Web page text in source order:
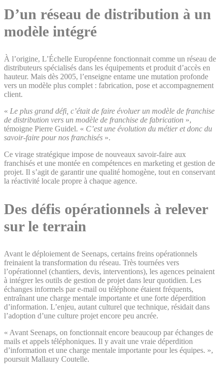
D’un réseau de distribution à un
modèle intégré
À l’origine, L’Échelle Européenne fonctionnait comme un réseau de
distributeurs spécialisés dans les équipements et produit d’accès en
hauteur. Mais dès 2005, l’enseigne entame une mutation profonde
vers un modèle plus complet : fabrication, pose et accompagnement
client.
« Le plus grand défi, c’était de faire évoluer un modèle de franchise
de distribution vers un modèle de franchise de fabrication »,
témoigne Pierre Guidel. « C’est une évolution du métier et donc du
savoir-faire pour nos franchisés ».
Ce virage stratégique impose de nouveaux savoir-faire aux
franchisés et une montée en compétences en marketing et gestion de
projet. Il s’agit de garantir une qualité homogène, tout en conservant
la réactivité locale propre à chaque agence.
Des défis opérationnels à relever
sur le terrain
Avant le déploiement de Seenaps, certains freins opérationnels
freinaient la transformation du réseau. Très tournées vers
l’opérationnel (chantiers, devis, interventions), les agences peinaient
à intégrer les outils de gestion de projet dans leur quotidien. Les
échanges informels par e-mail ou téléphone étaient fréquents,
entraînant une charge mentale importante et une forte déperdition
d’information. L’enjeu, autant culturel que technique, résidait dans
l’adoption d’une culture projet encore peu ancrée.
« Avant Seenaps, on fonctionnait encore beaucoup par échanges de
mails et appels téléphoniques. Il y avait une vraie déperdition
d’information et une charge mentale importante pour les équipes. »,
poursuit Mallaury Coutelle.